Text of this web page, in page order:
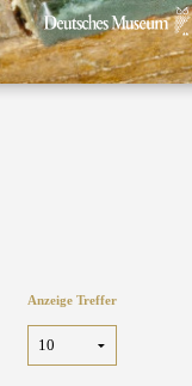
Anzeige Treffer